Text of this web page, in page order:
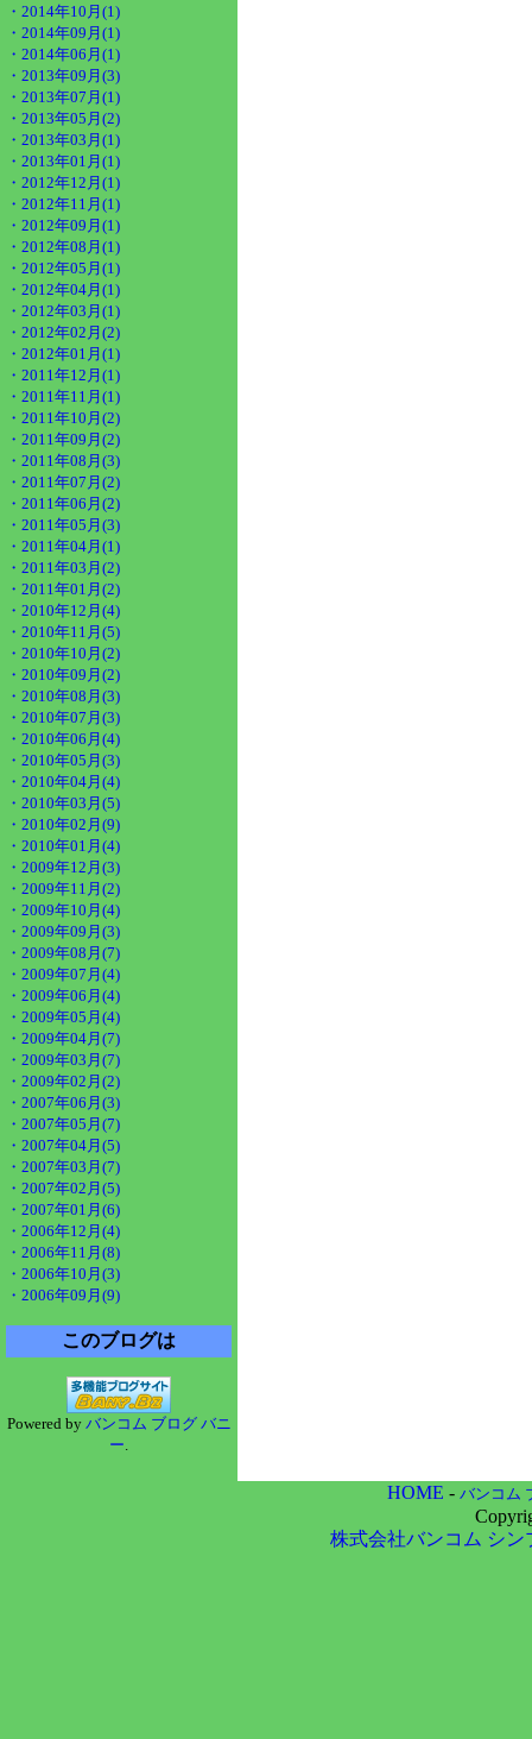
・2014年10月(1)
・2014年09月(1)
・2014年06月(1)
・2013年09月(3)
・2013年07月(1)
・2013年05月(2)
・2013年03月(1)
・2013年01月(1)
・2012年12月(1)
・2012年11月(1)
・2012年09月(1)
・2012年08月(1)
・2012年05月(1)
・2012年04月(1)
・2012年03月(1)
・2012年02月(2)
・2012年01月(1)
・2011年12月(1)
・2011年11月(1)
・2011年10月(2)
・2011年09月(2)
・2011年08月(3)
・2011年07月(2)
・2011年06月(2)
・2011年05月(3)
・2011年04月(1)
・2011年03月(2)
・2011年01月(2)
・2010年12月(4)
・2010年11月(5)
・2010年10月(2)
・2010年09月(2)
・2010年08月(3)
・2010年07月(3)
・2010年06月(4)
・2010年05月(3)
・2010年04月(4)
・2010年03月(5)
・2010年02月(9)
・2010年01月(4)
・2009年12月(3)
・2009年11月(2)
・2009年10月(4)
・2009年09月(3)
・2009年08月(7)
・2009年07月(4)
・2009年06月(4)
・2009年05月(4)
・2009年04月(7)
・2009年03月(7)
・2009年02月(2)
・2007年06月(3)
・2007年05月(7)
・2007年04月(5)
・2007年03月(7)
・2007年02月(5)
・2007年01月(6)
・2006年12月(4)
・2006年11月(8)
・2006年10月(3)
・2006年09月(9)
このブログは
Powered by バンコム ブログ バニ
ー.
HOME - バンコム
株式会社バンコム シン